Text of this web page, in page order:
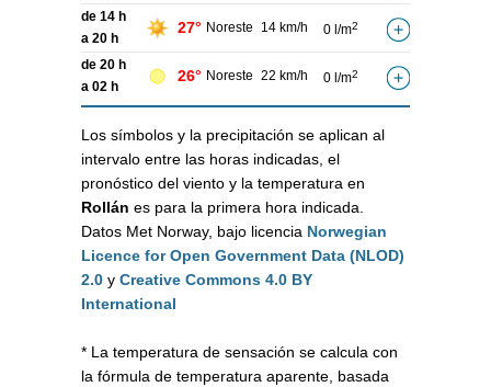
de 14 h
a 20 h
27° Noreste 14 km/h 0 l/m2
de 20 h
a 02 h
26° Noreste 22 km/h 0 l/m2
Los símbolos y la precipitación se aplican al
intervalo entre las horas indicadas, el
pronóstico del viento y la temperatura en
Rollán es para la primera hora indicada.
Datos Met Norway, bajo licencia Norwegian
Licence for Open Government Data (NLOD)
2.0 y Creative Commons 4.0 BY
International
* La temperatura de sensación se calcula con
la fórmula de temperatura aparente, basada